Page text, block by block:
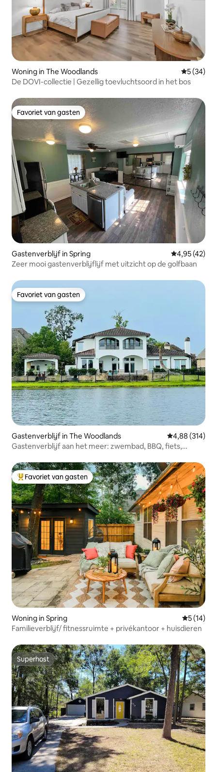
Woning in The Woodlands
5 (34)
De DOVI-collectie | Gezellig toevluchtsoord in het bos
Favoriet van gasten
Favoriet van gasten
Gastenverblijf in Spring Gemiddelde
4,95 (42)
Zeer mooi gastenverblijflijf met uitzicht op de golfbaan
Favoriet van gasten
Favoriet van gasten
Gastenverblijf in The Woodlands Gemiddelde
4,88 (314)
Gastenverblijf aan het meer: zwembad, BBQ, fiets,
Topfavoriet van gasten
Favoriet van gasten
Woning in Spring
5 (14)
Familieverblijf/ fitnessruimte + privékantoor + huisdieren
Superhost
Superhost